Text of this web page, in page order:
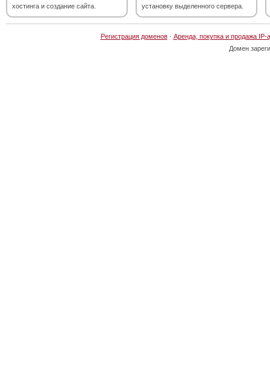
хостинга и создание сайта.
установку выделенного сервера.
Регистрация доменов· Аренда, покупка и продажа IP-
Домен